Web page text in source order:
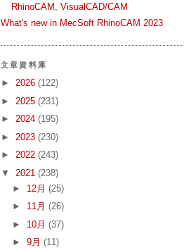
RhinoCAM, VisualCAD/CAM
What's new in MecSoft RhinoCAM 2023
文章資料庫
► 2026 (122)
► 2025 (231)
► 2024 (195)
► 2023 (230)
► 2022 (243)
▼ 2021 (238)
► 12月 (25)
► 11月 (26)
► 10月 (37)
► 9月 (11)